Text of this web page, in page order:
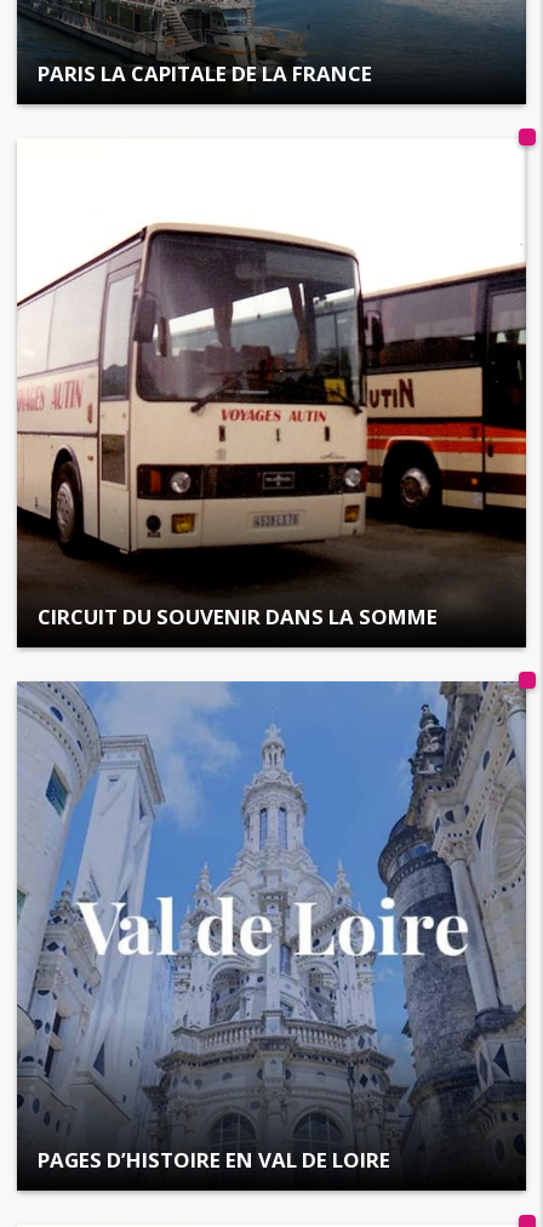
PARIS LA CAPITALE DE LA FRANCE
CIRCUIT DU SOUVENIR DANS LA SOMME
PAGES D’HISTOIRE EN VAL DE LOIRE